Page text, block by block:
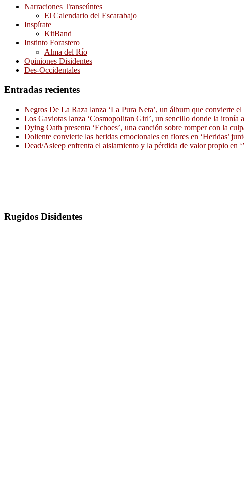
Narraciones Transeúntes
El Calendario del Escarabajo
Inspírate
KitBand
Instinto Forastero
Alma del Río
Opiniones Disidentes
Des-Occidentales
Entradas recientes
Negros De La Raza lanza ‘La Pura Neta’, un álbum que convierte
Los Gaviotas lanza ‘Cosmopolitan Girl’, un sencillo donde la ironía
Dying Oath presenta ‘Echoes’, una canción sobre romper con la
Doliente convierte las heridas emocionales en flores en ‘Heridas’
Dead/Asleep enfrenta el aislamiento y la pérdida de valor propio en
Rugidos Disidentes